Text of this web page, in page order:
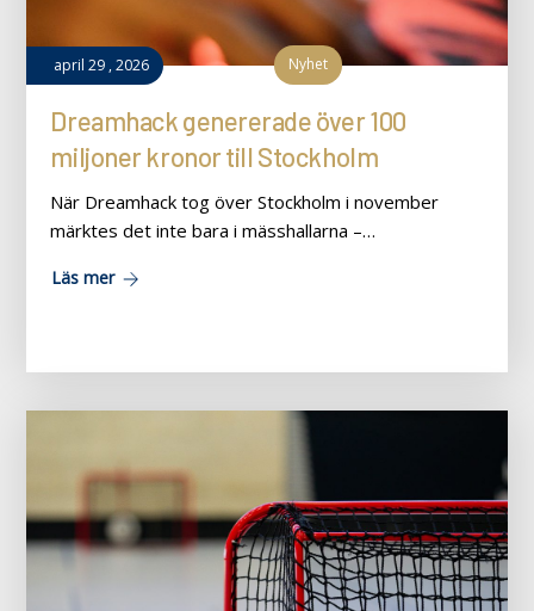
april 29 ,2026 Nyhet
Dreamhack genererade över 100
miljoner kronor till Stockholm
När Dreamhack tog över Stockholm i november
märktes det inte bara i mässhallarna –…
Läs mer